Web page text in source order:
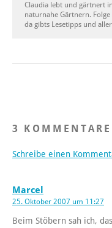
Claudia lebt und gärtnert
naturnahe Gärtnern.
da gibts Lesetipps und
3 KOMMENTARE
Schreibe einen
Marcel
25. Oktober 2007 um 11:27
Beim Stöbern sah ich,